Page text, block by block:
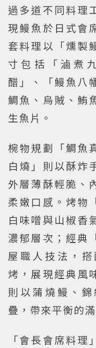
過多道不同料理
現鰻魚於日式會
套料理以「燻製
寸包括「滷煮
醋」、「鰻魚八
鯛魚、烏賊、鮪
生魚片。
椀物規劃「鯛魚
白燒」則以酥炸
外層薄酥輕脆、
柔嫩口感。烤物
白味噌與山椒香
濃郁層次；經典
屋職人技法，
烤，展現經典風
則以蒲燒鰻、
疊，帶來平衡的
「會長會席料